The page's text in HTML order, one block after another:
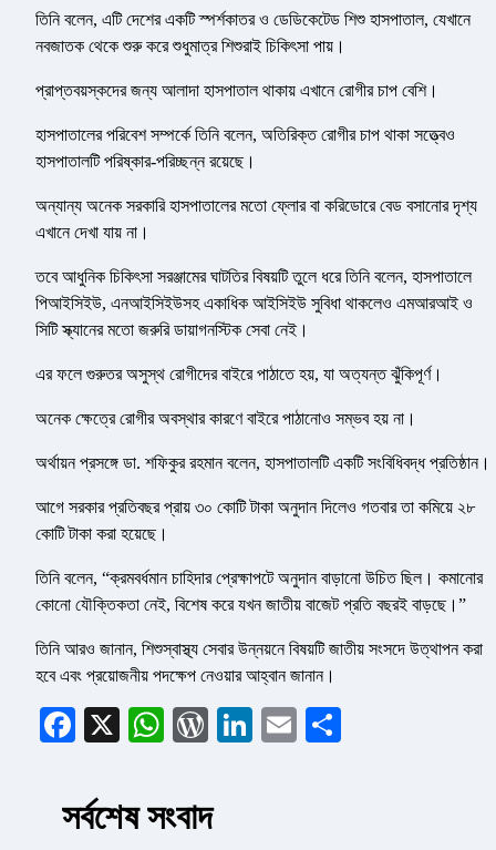
তিনি বলেন, এটি দেশের একটি স্পর্শকাতর ও ডেডিকেটেড শিশু হাসপাতাল, যেখানে
নবজাতক থেকে শুরু করে শুধুমাত্র শিশুরাই চিকিৎসা পায়।
প্রাপ্তবয়স্কদের জন্য আলাদা হাসপাতাল থাকায় এখানে রোগীর চাপ বেশি।
হাসপাতালের পরিবেশ সম্পর্কে তিনি বলেন, অতিরিক্ত রোগীর চাপ থাকা সত্ত্বেও
হাসপাতালটি পরিষ্কার-পরিচ্ছন্ন রয়েছে।
অন্যান্য অনেক সরকারি হাসপাতালের মতো ফ্লোর বা করিডোরে বেড বসানোর দৃশ্য
এখানে দেখা যায় না।
তবে আধুনিক চিকিৎসা সরঞ্জামের ঘাটতির বিষয়টি তুলে ধরে তিনি বলেন, হাসপাতালে
পিআইসিইউ, এনআইসিইউসহ একাধিক আইসিইউ সুবিধা থাকলেও এমআরআই ও
সিটি স্ক্যানের মতো জরুরি ডায়াগনস্টিক সেবা নেই।
এর ফলে গুরুতর অসুস্থ রোগীদের বাইরে পাঠাতে হয়, যা অত্যন্ত ঝুঁকিপূর্ণ।
অনেক ক্ষেত্রে রোগীর অবস্থার কারণে বাইরে পাঠানোও সম্ভব হয় না।
অর্থায়ন প্রসঙ্গে ডা. শফিকুর রহমান বলেন, হাসপাতালটি একটি সংবিধিবদ্ধ প্রতিষ্ঠান।
আগে সরকার প্রতিবছর প্রায় ৩০ কোটি টাকা অনুদান দিলেও গতবার তা কমিয়ে ২৮
কোটি টাকা করা হয়েছে।
তিনি বলেন, “ক্রমবর্ধমান চাহিদার প্রেক্ষাপটে অনুদান বাড়ানো উচিত ছিল। কমানোর
কোনো যৌক্তিকতা নেই, বিশেষ করে যখন জাতীয় বাজেট প্রতি বছরই বাড়ছে।”
তিনি আরও জানান, শিশুস্বাস্থ্য সেবার উন্নয়নে বিষয়টি জাতীয় সংসদে উত্থাপন করা
হবে এবং প্রয়োজনীয় পদক্ষেপ নেওয়ার আহ্বান জানান।
Facebook
X WhatsApp
WordPress
LinkedIn
Email
সর্বশেষ সংবাদ